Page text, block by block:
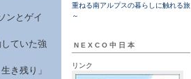
ンとゲイ
ていた強
き残り」
重ねる南アルプスの暮らしに触れる旅
～
NEXCO中日本
リンク